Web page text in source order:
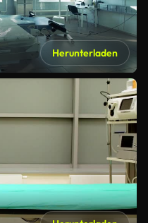
Herunterladen